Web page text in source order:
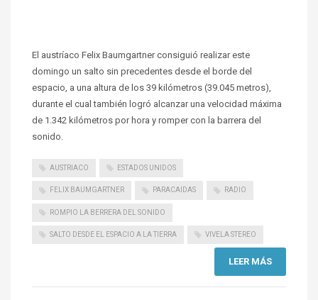
El austríaco Felix Baumgartner consiguió realizar este
domingo un salto sin precedentes desde el borde del
espacio, a una altura de los 39 kilómetros (39.045 metros),
durante el cual también logró alcanzar una velocidad máxima
de 1.342 kilómetros por hora y romper con la barrera del
sonido.
AUSTRIACO ESTADOS UNIDOS
FELIX BAUMGARTNER PARACAIDAS RADIO
ROMPIO LA BERRERA DEL SONIDO
SALTO DESDE EL ESPACIO A LA TIERRA VIVELA STEREO
LEER MÁS